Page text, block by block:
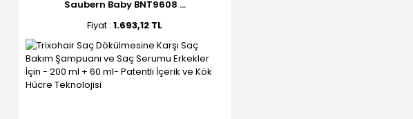
Saubern Baby BNT9608 ...
Fiyat :1.693,12 TL